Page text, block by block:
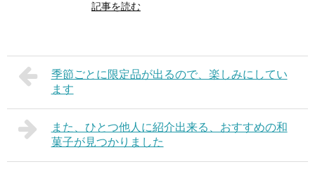
記事を読む
季節ごとに限定品が出るので、楽しみにしてい
ます
また、ひとつ他人に紹介出来る、おすすめの和
菓子が見つかりました